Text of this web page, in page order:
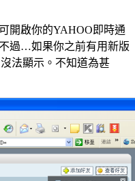
開啟你的YAHOO即時通
過…如果你之前有用新版
法顯示。不知道為甚